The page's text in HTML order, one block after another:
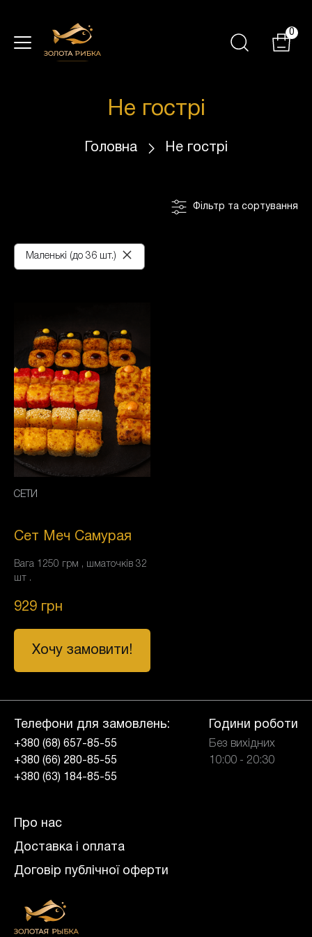
0
Не гострі
Головна Не гострі
Маленькі (до 36 шт.) ×
Фільтр та сортування
СЕТИ
Сет Меч Самурая
Вага 1250 грм , шматочків 32
шт .
929 грн
Хочу замовити!
Про нас
Доставка і оплата
Договір публічної оферти
Години роботи
Без вихідних
10:00 - 20:30
Телефони для замовлень:
+380 (68) 657-85-55
+380 (66) 280-85-55
+380 (63) 184-85-55